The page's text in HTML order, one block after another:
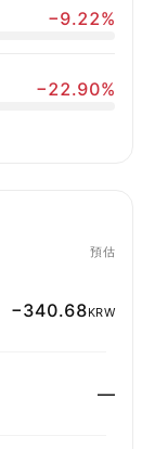
−9.22%
−22.90%
預估
−340.68KRW
—